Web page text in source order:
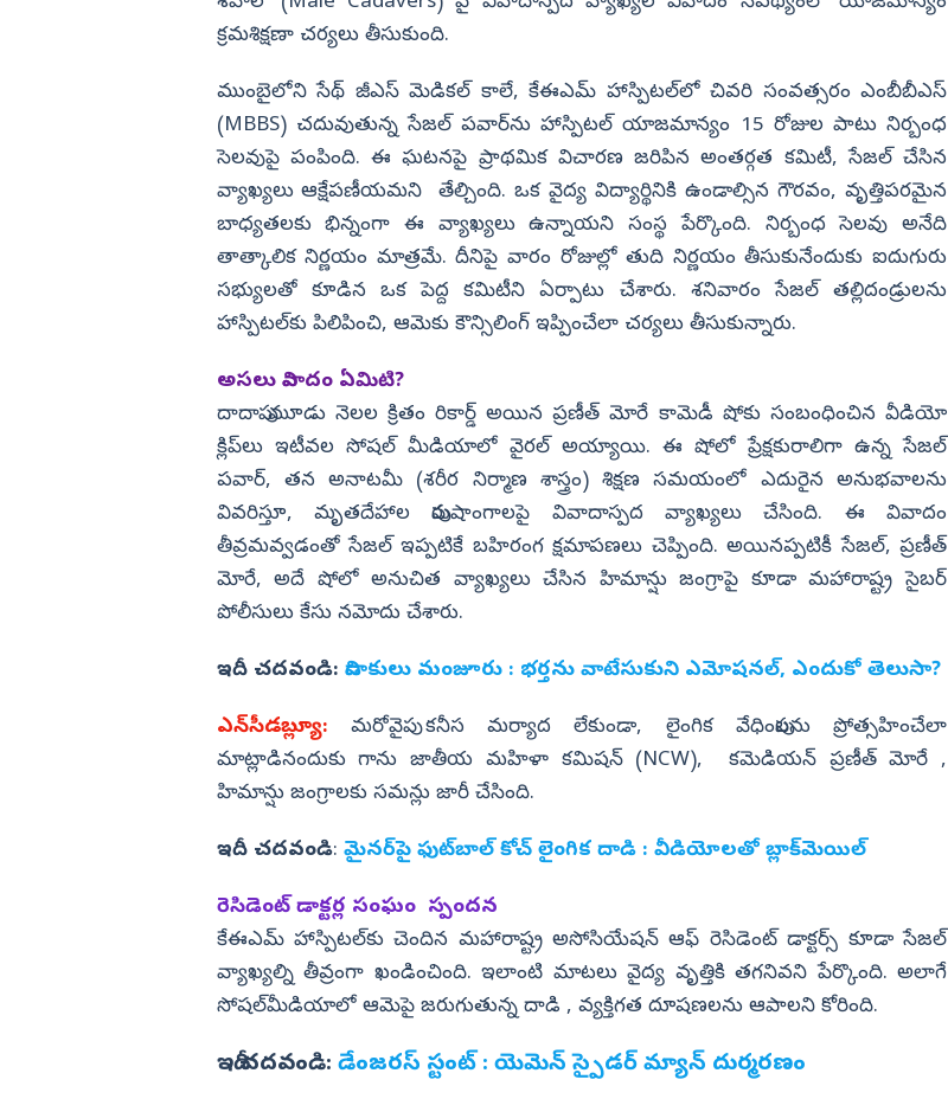
విజయనగరం
పార్వతీపురం మన్యం
పశ్చిమ గోదావరి
ఏలూరు
వైఎస్సార్
అన్నమయ్య
కామారెడ్డి
రంగారెడ్డి
వికారాబాద్
వరంగల్
హన్మకొండ
జనగాం
జయశంకర్
ములుగు
క్రమశిక్షణా చర్యలు తీసుకుంది.
ముంబైలోని సేథ్ జీఎస్ మెడికల్ కాలే, కేఈఎమ్ హాస్పిటల్‌లో చివరి సంవత్సరం ఎంబీబీఎస్
(MBBS) చదువుతున్న సేజల్ పవార్‌ను హాస్పిటల్ యాజమాన్యం 15 రోజుల పాటు నిర్బంధ
సెలవుపై పంపింది. ఈ ఘటనపై ప్రాథమిక విచారణ జరిపిన అంతర్గత కమిటీ, సేజల్ చేసిన
వ్యాఖ్యలు ఆక్షేపణీయమని తేల్చింది. ఒక వైద్య విద్యార్థినికి ఉండాల్సిన గౌరవం, వృత్తిపరమైన
బాధ్యతలకు భిన్నంగా ఈ వ్యాఖ్యలు ఉన్నాయని సంస్థ పేర్కొంది. నిర్బంధ సెలవు అనేది
తాత్కాలిక నిర్ణయం మాత్రమే. దీనిపై వారం రోజుల్లో తుది నిర్ణయం తీసుకునేందుకు ఐదుగురు
సభ్యులతో కూడిన ఒక పెద్ద కమిటీని ఏర్పాటు చేశారు. శనివారం సేజల్ తల్లిదండ్రులను
హాస్పిటల్‌కు పిలిపించి, ఆమెకు కౌన్సిలింగ్ ఇప్పించేలా చర్యలు తీసుకున్నారు.
అసలు వివాదం ఏమిటి?
దాదాపు మూడు నెలల క్రితం రికార్డ్ అయిన ప్రణీత్ మోరే కామెడీ షోకు సంబంధించిన వీడియో
క్లిప్‌లు ఇటీవల సోషల్‌ మీడియాలో వైరల్ అయ్యాయి. ఈ షోలో ప్రేక్షకురాలిగా ఉన్న సేజల్
పవార్, తన అనాటమీ (శరీర నిర్మాణ శాస్త్రం) శిక్షణ సమయంలో ఎదురైన అనుభవాలను
వివరిస్తూ, మృతదేహాల పురుషాంగాలపై వివాదాస్పద వ్యాఖ్యలు చేసింది. ఈ వివాదం
తీవ్రమవ్వడంతో సేజల్ ఇప్పటికే బహిరంగ క్షమాపణలు చెప్పింది. అయినప్పటికీ సేజల్‌, ప్రణీత్‌
మోరే, అదే షోలో అనుచిత వ్యాఖ్యలు చేసిన హిమాన్షు జంగ్రాపై కూడా మహారాష్ట్ర సైబర్
పోలీసులు కేసు నమోదు చేశారు.
ఇదీ చదవండి: విడాకులు మంజూరు : భర్తను వాటేసుకుని ఎమోషనల్‌, ఎందుకో తెలుసా?
ఎన్‌సీడబ్ల్యూ: మరోవైపు కనీస మర్యాద లేకుండా, లైంగిక వేధింపులను ప్రోత్సహించేలా
మాట్లాడినందుకు గాను జాతీయ మహిళా కమిషన్ (NCW), కమెడియన్ ప్రణీత్ మోరే ,
హిమాన్షు జంగ్రాలకు సమన్లు జారీ చేసింది.
ఇదీ చదవండి: మైనర్‌పై ఫుట్‌బాల్‌ కోచ్ లైంగిక దాడి : వీడియోలతో బ్లాక్‌మెయిల్‌
రెసిడెంట్ డాక్టర్ల సంఘం స్పందన
కేఈఎమ్ హాస్పిటల్‌కు చెందిన మహారాష్ట్ర అసోసియేషన్ ఆఫ్ రెసిడెంట్ డాక్టర్స్ కూడా సేజల్
వ్యాఖ్యల్ని తీవ్రంగా ఖండించింది. ఇలాంటి మాటలు వైద్య వృత్తికి తగనివని పేర్కొంది. అలాగే
సోషల్‌మీడియాలో ఆమెపై జరుగుతున్న దాడి , వ్యక్తిగత దూషణలను ఆపాలని కోరింది.
ఇదీ చదవండి: డేంజరస్‌ స్టంట్‌ : యెమెన్‌ స్పైడర్ మ్యాన్ దుర్మరణం